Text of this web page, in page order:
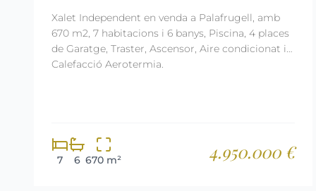
Xalet Independent en venda a Palafrugell, amb
670 m2, 7 habitacions i 6 banys, Piscina, 4 places
de Garatge, Traster, Ascensor, Aire condicionat i
Calefacció Aerotermia.
7 6 670 m² 4.950.000 €